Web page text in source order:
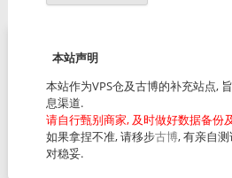
本站声明
本站作为VPS仓及古博的补充站点,
息渠道.
请自行甄别商家, 及时做好数据备份
如果拿捏不准, 请移步古博, 有亲自
对稳妥.